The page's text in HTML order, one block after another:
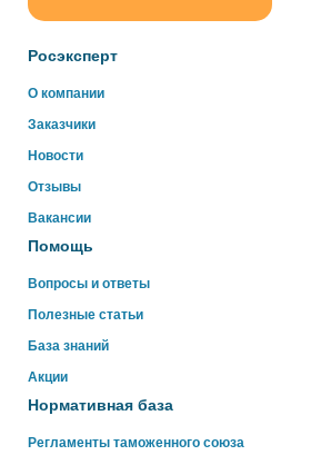
Росэксперт
О компании
Заказчики
Новости
Отзывы
Вакансии
Помощь
Вопросы и ответы
Полезные статьи
База знаний
Акции
Нормативная база
Регламенты таможенного союза
online
Здравствуйте!
Свяжитесь с нами через WhatsApp
WhatsApp